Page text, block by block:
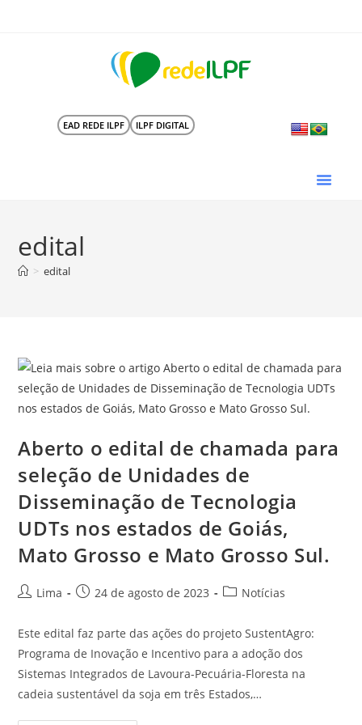
EAD REDE ILPF ILPF DIGITAL
edital
> edital
Aberto o edital de chamada para
seleção de Unidades de
Disseminação de Tecnologia
UDTs nos estados de Goiás,
Mato Grosso e Mato Grosso Sul.
Lima 24 de agosto de 2023 Notícias
Este edital faz parte das ações do projeto SustentAgro:
Programa de Inovação e Incentivo para a adoção dos
Sistemas Integrados de Lavoura-Pecuária-Floresta na
cadeia sustentável da soja em três Estados,…